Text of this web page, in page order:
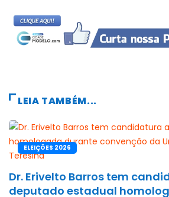
LEIA TAMBÉM...
ELEIÇÕES 2026
Dr. Erivelto Barros tem
deputado estadual